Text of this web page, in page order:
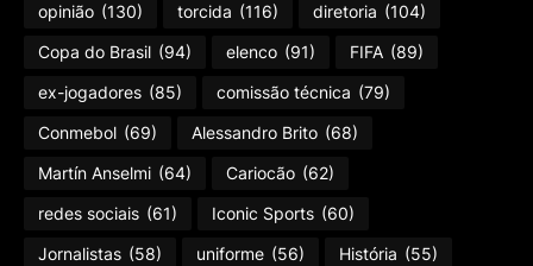
opinião (130) torcida (116) diretoria (104)
Copa do Brasil (94) elenco (91) FIFA (89)
ex-jogadores (85) comissão técnica (79)
Conmebol (69) Alessandro Brito (68)
Martín Anselmi (64) Cariocão (62)
redes sociais (61) Iconic Sports (60)
Jornalistas (58) uniforme (56) História (55)